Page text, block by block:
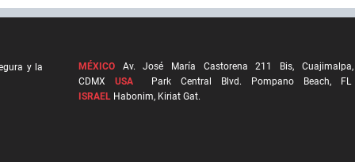
y la
MÉXICOAv. José María Castorena 211 Bis, Cuajimalpa,
CDMX USA
Park Central Blvd. Pompano Beach, FL
ISRAELHabonim, Kiriat Gat.